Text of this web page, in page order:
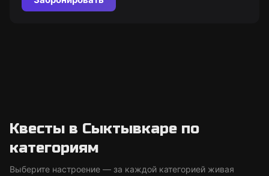
Квесты в Сыктывкаре по
категориям
Выберите настроение — за каждой категорией живая